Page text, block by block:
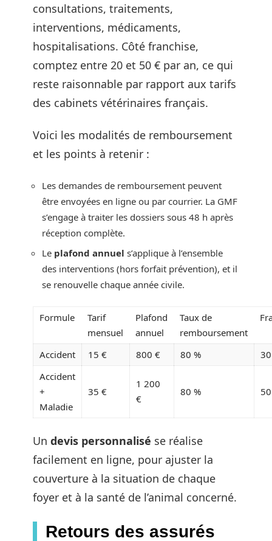
consultations, traitements,
interventions, médicaments,
hospitalisations. Côté franchise,
comptez entre 20 et 50 € par an, ce qui
reste raisonnable par rapport aux tarifs
des cabinets vétérinaires français.
Voici les modalités de remboursement
et les points à retenir :
Les demandes de remboursement peuvent
être envoyées en ligne ou par courrier. La GMF
s’engage à traiter les dossiers sous 48 h après
réception complète.
Le plafond annuel s’applique à l’ensemble
des interventions (hors forfait prévention), et il
se renouvelle chaque année civile.
Formule
Tarif
mensuel
Plafond
annuel
Taux de
remboursement
Accident 15 € 800 € 80 %
Accident
+
Maladie
35 €
1 200
€
80 %
Un devis personnalisé se réalise
facilement en ligne, pour ajuster la
couverture à la situation de chaque
foyer et à la santé de l’animal concerné.
Retours des assurés